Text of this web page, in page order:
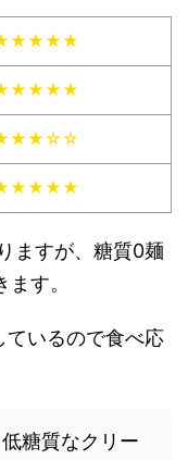
ますが、糖質0麺
す。
いるので食べ応
糖質なクリー